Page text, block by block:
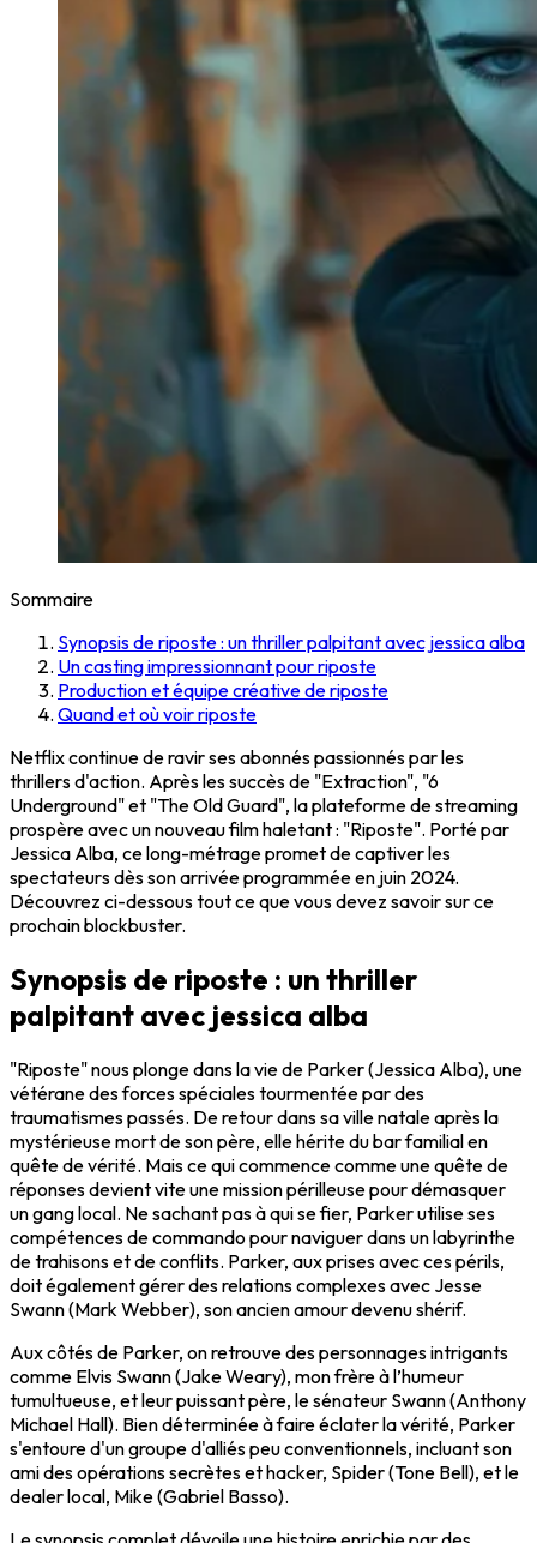
Sommaire
Synopsis de riposte : un thriller palpitant avec jessica alba
Un casting impressionnant pour riposte
Production et équipe créative de riposte
Quand et où voir riposte
Netflix continue de ravir ses abonnés passionnés par les
thrillers d'action. Après les succès de "Extraction", "6
Underground" et "The Old Guard", la plateforme de streaming
prospère avec un nouveau film haletant : "Riposte". Porté par
Jessica Alba, ce long-métrage promet de captiver les
spectateurs dès son arrivée programmée en juin 2024.
Découvrez ci-dessous tout ce que vous devez savoir sur ce
prochain blockbuster.
Synopsis de riposte : un thriller
palpitant avec jessica alba
"Riposte" nous plonge dans la vie de Parker (Jessica Alba), une
vétérane des forces spéciales tourmentée par des
traumatismes passés. De retour dans sa ville natale après la
mystérieuse mort de son père, elle hérite du bar familial en
quête de vérité. Mais ce qui commence comme une quête de
réponses devient vite une mission périlleuse pour démasquer
un gang local. Ne sachant pas à qui se fier, Parker utilise ses
compétences de commando pour naviguer dans un labyrinthe
de trahisons et de conflits. Parker, aux prises avec ces périls,
doit également gérer des relations complexes avec Jesse
Swann (Mark Webber), son ancien amour devenu shérif.
Aux côtés de Parker, on retrouve des personnages intrigants
comme Elvis Swann (Jake Weary), mon frère à l’humeur
tumultueuse, et leur puissant père, le sénateur Swann (Anthony
Michael Hall). Bien déterminée à faire éclater la vérité, Parker
s'entoure d'un groupe d'alliés peu conventionnels, incluant son
ami des opérations secrètes et hacker, Spider (Tone Bell), et le
dealer local, Mike (Gabriel Basso).